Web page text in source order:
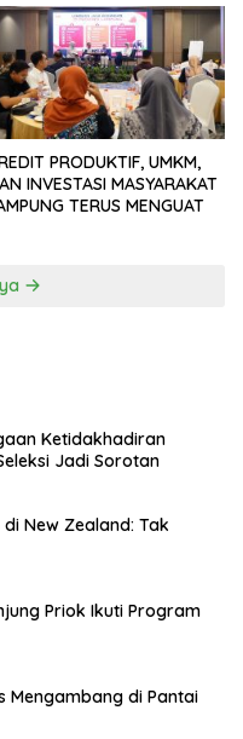
PRODUKTIF, UMKM,
INVESTASI MASYARAKAT
TERUS MENGUAT
Ketidakhadiran
Jadi Sorotan
New Zealand: Tak
Priok Ikuti Program
Mengambang di Pantai